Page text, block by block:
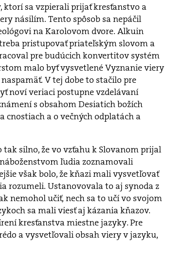
ktorí sa vzpierali prijať kresťanstvo a
násilím. Tento spôsob sa nepáčil
na Karolovom dvore. Alkuin
pristupovať priateľským slovom a
pre budúcich konvertitov systém
malo byť vysvetlené Vyznanie viery
V tej dobe to stačilo pre
noví veriaci postupne vzdelávaní
s obsahom Desiatich božích
cnostiach a o večných odplatách a
silno, že vo vzťahu k Slovanom prijal
ľudia zoznamovali
však bolo, že kňazi mali vysvetľovať
rozumeli. Ustanovovala to aj synoda z
nemohol učiť, nech sa to učí vo svojom
sa mali viesť aj kázania kňazov.
kresťanstva miestne jazyky. Pre
a vysvetľovali obsah viery v jazyku,